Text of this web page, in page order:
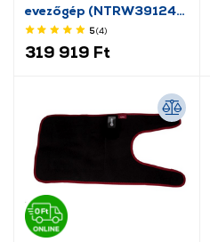
evezőgép (NTRW39124-
INT)
5(4)
319 919 Ft